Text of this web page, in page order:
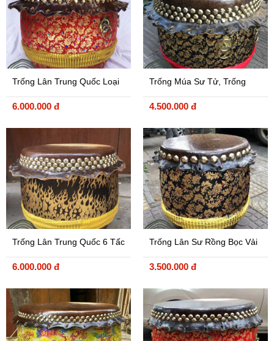
Trống Lân Trung Quốc Loại
6.000.000 đ
Trống Múa Sư Tử, Trống
4.500.000 đ
Trống Lân Trung Quốc 6 Tấc
6.000.000 đ
Trống Lân Sư Rồng Bọc Vải
3.500.000 đ